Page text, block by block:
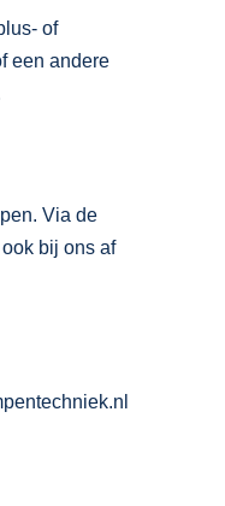
of
een andere
Via de
bij ons af